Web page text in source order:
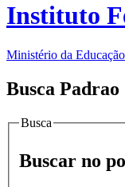
Instituto
Ministério da Educação
Busca Padrao
Busca
Buscar no